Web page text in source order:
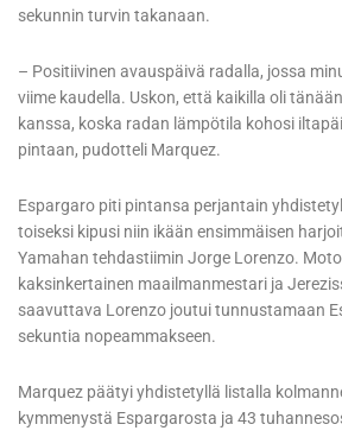
sekunnin turvin takanaan.
– Positiivinen avauspäivä radalla, jossa
viime kaudella. Uskon, että kaikilla oli
kanssa, koska radan lämpötila kohosi
pintaan, pudotteli Marquez.
Espargaro piti pintansa perjantain
toiseksi kipusi niin ikään ensimmäisen
Yamahan tehdastiimin Jorge Lorenzo.
kaksinkertainen maailmanmestari ja
saavuttava Lorenzo joutui tunnustamaan
sekuntia nopeammakseen.
Marquez päätyi yhdistetyllä listalla
kymmenystä Espargarosta ja 43